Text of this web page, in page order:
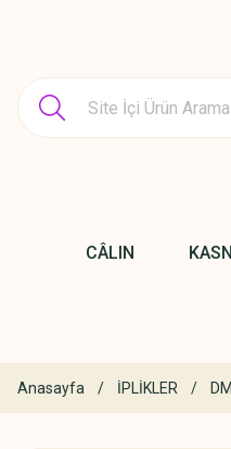
CÂLIN
Anasayfa İPLİKLER